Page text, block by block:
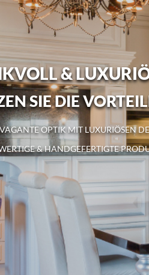
&
SIE DIE
OPTIK MIT LUXURIÖSEN
& HANDGEFERTIGTE